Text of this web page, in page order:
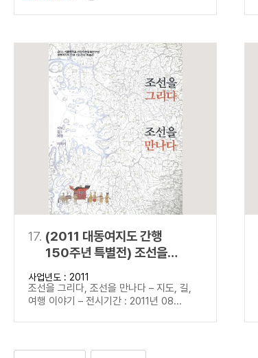
17. (2011 대동여지도 간행
150주년 특별전) 조선을
그리다, 조선을 만나다
사업년도 : 2011
조선을 그리다, 조선을 만나다 – 지도, 길,
여행 이야기 – 전시기간 : 2011년 08...